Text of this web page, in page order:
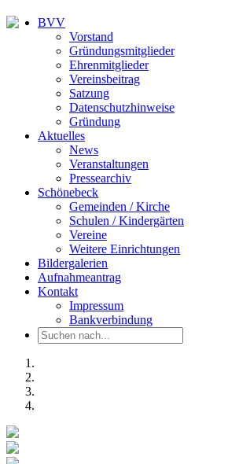
BVV
Vorstand
Gründungsmitglieder
Ehrenmitglieder
Vereinsbeitrag
Satzung
Datenschutzhinweise
Gründung
Aktuelles
News
Veranstaltungen
Pressearchiv
Schönebeck
Gemeinden / Kirche
Schulen / Kindergärten
Vereine
Weitere Einrichtungen
Bildergalerien
Aufnahmeantrag
Kontakt
Impressum
Bankverbindung